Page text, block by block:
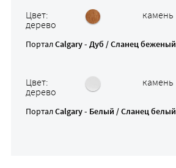
Цвет:
дерево
камень
ПорталCalgary - Дуб / Сланец беженый
Цвет:
дерево
камень
ПорталCalgary - Белый / Сланец белый